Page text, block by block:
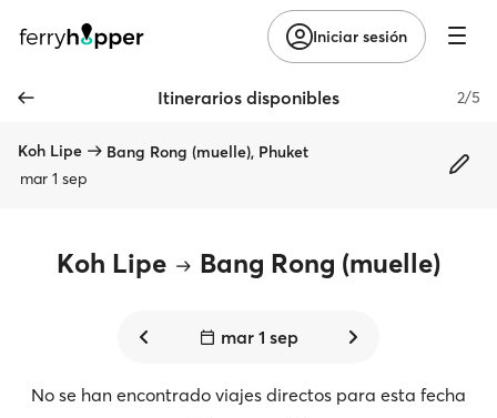
Iniciar sesión
Itinerarios disponibles 2/5
Koh Lipe
Bang Rong (muelle), Phuket
mar 1 sep
Koh Lipe Bang Rong (muelle)
mar 1 sep
No se han encontrado viajes directos para esta fecha